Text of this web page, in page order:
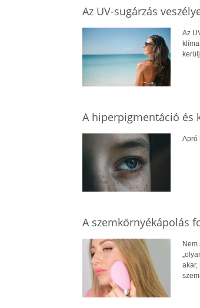
Az UV-sugárzás
Az
A hiperpigmentáció és
Apró
A szemkörnyékápolás
Nem
akar,